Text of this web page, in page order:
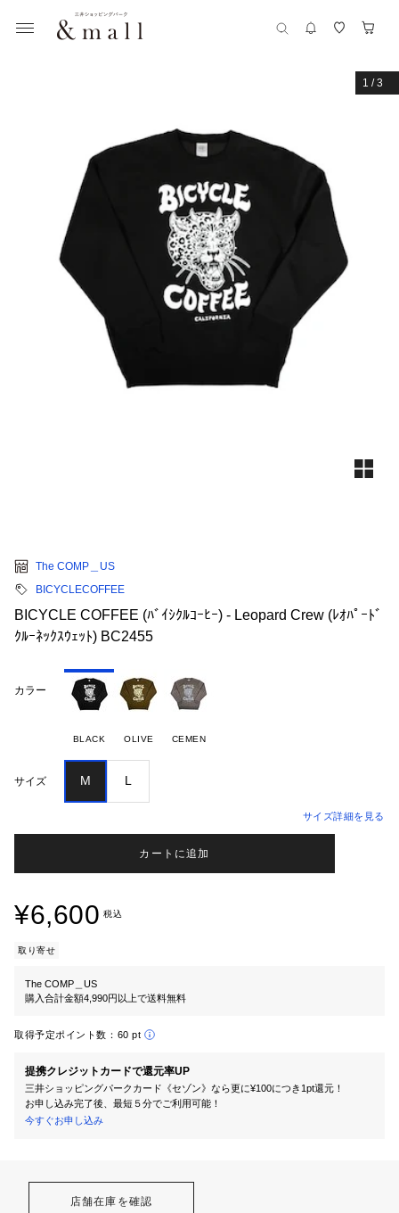
1 /3
The COMP＿US
BICYCLECOFFEE
BICYCLE COFFEE (ﾊﾞｲｼｸﾙｺｰﾋｰ) - Leopard Crew (ﾚｵﾊﾟｰﾄﾞ
ｸﾙｰﾈｯｸｽｳｪｯﾄ) BC2455
カラー
BLACK OLIVE CEMEN
サイズ M L
サイズ詳細を見る
カートに追加
¥6,600 税込
取り寄せ
The COMP＿US
購入合計金額4,990円以上で送料無料
取得予定ポイント数： 60 pt
提携クレジットカードで還元率UP
三井ショッピングパークカード《セゾン》なら更に¥100につき1pt還元！
お申し込み完了後、最短５分でご利用可能！
今すぐお申し込み
店舗在庫を確認